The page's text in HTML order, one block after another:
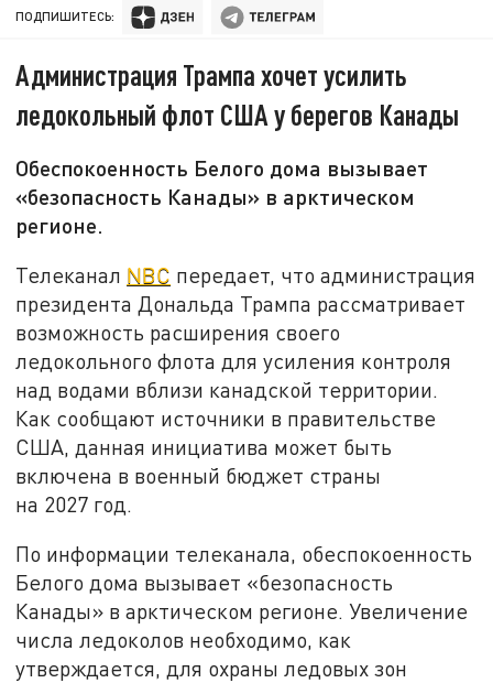
ПОДПИШИТЕСЬ:
Администрация Трампа хочет усилить
ледокольный флот США у берегов Канады
Обеспокоенность Белого дома вызывает
«безопасность Канады» в арктическом
регионе.
Телеканал NBC передает, что администрация
президента Дональда Трампа рассматривает
возможность расширения своего
ледокольного флота для усиления контроля
над водами вблизи канадской территории.
Как сообщают источники в правительстве
США, данная инициатива может быть
включена в военный бюджет страны
на 2027 год.
По информации телеканала, обеспокоенность
Белого дома вызывает «безопасность
Канады» в арктическом регионе. Увеличение
числа ледоколов необходимо, как
утверждается, для охраны ледовых зон